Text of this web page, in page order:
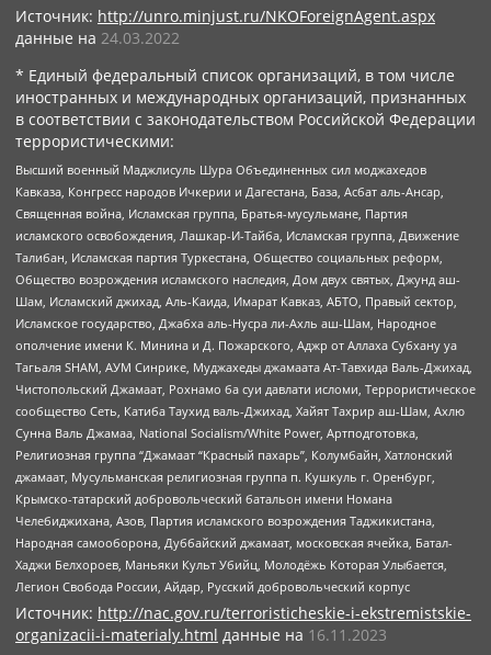
Источник: http://unro.minjust.ru/NKOForeignAgent.aspx
данные на 24.03.2022
* Единый федеральный список организаций, в том числе
иностранных и международных организаций, признанных
в соответствии с законодательством Российской Федерации
террористическими:
Высший военный Маджлисуль Шура Объединенных сил моджахедов
Кавказа, Конгресс народов Ичкерии и Дагестана, База, Асбат аль-Ансар,
Священная война, Исламская группа, Братья-мусульмане, Партия
исламского освобождения, Лашкар-И-Тайба, Исламская группа, Движение
Талибан, Исламская партия Туркестана, Общество социальных реформ,
Общество возрождения исламского наследия, Дом двух святых, Джунд аш-
Шам, Исламский джихад, Аль-Каида, Имарат Кавказ, АБТО, Правый сектор,
Исламское государство, Джабха аль-Нусра ли-Ахль аш-Шам, Народное
ополчение имени К. Минина и Д. Пожарского, Аджр от Аллаха Субхану уа
Тагьаля SHAM, АУМ Синрике, Муджахеды джамаата Ат-Тавхида Валь-Джихад,
Чистопольский Джамаат, Рохнамо ба суи давлати исломи, Террористическое
сообщество Сеть, Катиба Таухид валь-Джихад, Хайят Тахрир аш-Шам, Ахлю
Сунна Валь Джамаа, National Socialism/White Power, Артподготовка,
Религиозная группа “Джамаат “Красный пахарь”, Колумбайн, Хатлонский
джамаат, Мусульманская религиозная группа п. Кушкуль г. Оренбург,
Крымско-татарский добровольческий батальон имени Номана
Челебиджихана, Азов, Партия исламского возрождения Таджикистана,
Народная самооборона, Дуббайский джамаат, московская ячейка, Батал-
Хаджи Белхороев, Маньяки Культ Убийц, Молодёжь Которая Улыбается,
Легион Свобода России, Айдар, Русский добровольческий корпус
Источник: http://nac.gov.ru/terroristicheskie-i-ekstremistskie-
organizacii-i-materialy.html данные на 16.11.2023